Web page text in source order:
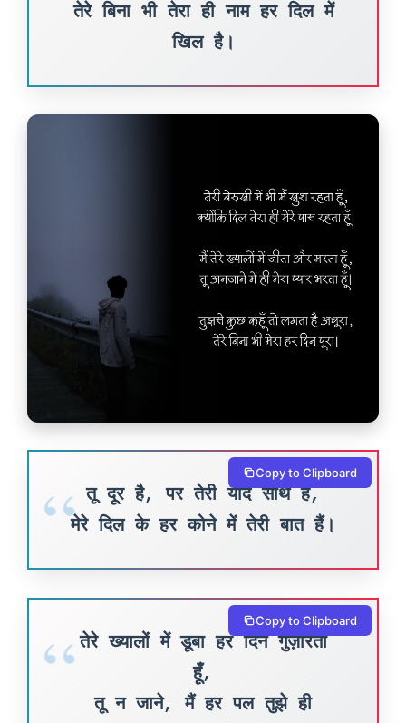
तेरे बिना भी तेरा ही नाम हर दिल में
खिल है।
तू दूर है, पर तेरी यादें साथ हैं,
मेरे दिल के हर कोने में तेरी बात हैं।
Copy to Clipboard
तेरे ख्यालों में डूबा हर दिन गुज़ारता
हूँ,
तू न जाने, मैं हर पल तुझे ही
Copy to Clipboard